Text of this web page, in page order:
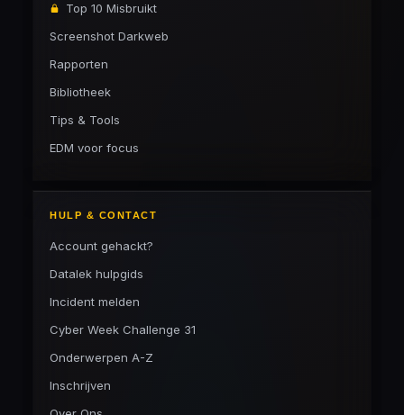
Top 10 Misbruikt
Screenshot Darkweb
Rapporten
Bibliotheek
Tips & Tools
EDM voor focus
HULP & CONTACT
Account gehackt?
Datalek hulpgids
Incident melden
Cyber Week Challenge 31
Onderwerpen A-Z
Inschrijven